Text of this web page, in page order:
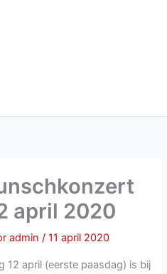
april 2020
admin/11 april 2020
12 april (eerste paasdag) is bij